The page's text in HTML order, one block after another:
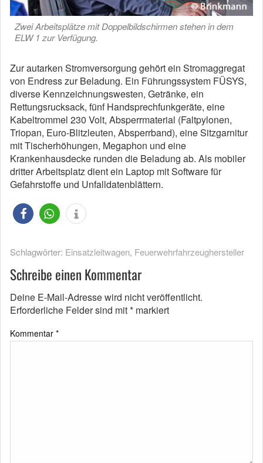
Zwei Arbeitsplätze mit Doppelbildschirmen stehen in dem
ELW 1 zur Verfügung.
Zur autarken Stromversorgung gehört ein Stromaggregat
von Endress zur Beladung. Ein Führungssystem FÜSYS,
diverse Kennzeichnungswesten, Getränke, ein
Rettungsrucksack, fünf Handsprechfunkgeräte, eine
Kabeltrommel 230 Volt, Absperrmaterial (Faltpylonen,
Triopan, Euro-Blitzleuten, Absperrband), eine Sitzgarnitur
mit Tischerhöhungen, Megaphon und eine
Krankenhausdecke runden die Beladung ab. Als mobiler
dritter Arbeitsplatz dient ein Laptop mit Software für
Gefahrstoffe und Unfalldatenblättern.
Schlagwörter: Einsatzleitwagen, Feuerwehrfahrzeughersteller
Schreibe einen Kommentar
Deine E-Mail-Adresse wird nicht veröffentlicht.
Erforderliche Felder sind mit* markiert
Kommentar *